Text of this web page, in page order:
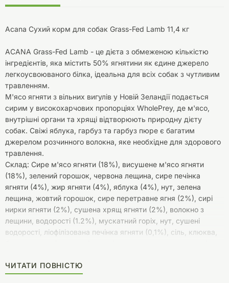
Acana Сухий корм для собак Grass-Fed Lamb 11,4 кг
ACANA Grass-Fed Lamb - це дієта з обмеженою кількістю
інгредієнтів, яка містить 50% ягнятини як єдине джерело
легкоусвоюваного білка, ідеальна для всіх собак з чутливим
травленням.
М'ясо ягняти з вільних вигулів у Новій Зеландії подається
сирим у високохарчових пропорціях WholePrey, де м'ясо,
внутрішні органи та хрящі відтворюють природну дієту
собак. Свіжі яблука, гарбуз та гарбуз пюре є багатим
джерелом розчинного волокна, яке необхідне для здорового
травлення.
Склад: Сире м'ясо ягняти (18%), висушене м'ясо ягняти
(18%), зелений горошок, червона лещина, сире печінка
ягняти (4%), жир ягняти (4%), яблука (4%), нут, зелена
лещина, жовтий горошок, сире перетравне ягня (2%), сирі
нирки ягняти (2%), сушена хрящ ягняти (2%), волокно з
лещини, водорості (1.2%), мускатний горіх, нут, сушені
водорості, ліофілізована печінка ягняти (0,1%), сіль, клюква,
ЧИТАТИ ПОВНІСТЮ